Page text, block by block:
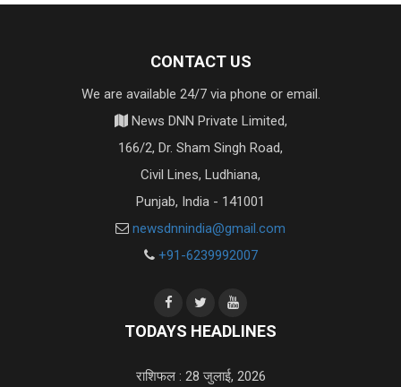
CONTACT US
We are available 24/7 via phone or email.
News DNN Private Limited,
166/2, Dr. Sham Singh Road,
Civil Lines, Ludhiana,
Punjab, India - 141001
newsdnnindia@gmail.com
+91-6239992007
TODAYS HEADLINES
राशिफल : 28 जुलाई, 2026